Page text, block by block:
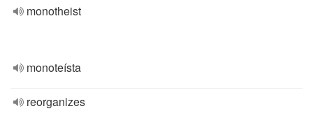
monotheist
monoteísta
reorganizes